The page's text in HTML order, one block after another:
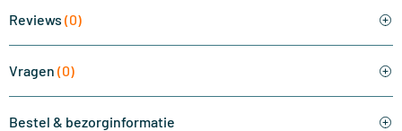
Reviews (0)
Vragen (0)
Bestel & bezorginformatie